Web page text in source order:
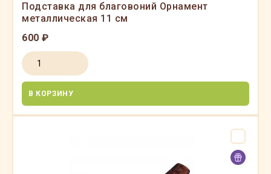
Подставка для благовоний Орнамент
металлическая 11 см
600 ₽
В КОРЗИНУ